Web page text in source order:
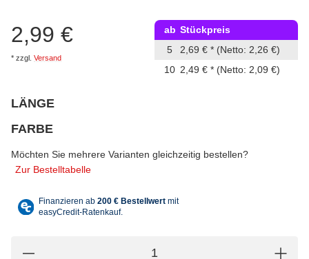
2,99 €
* zzgl. Versand
ab Stückpreis
5
2,69 € * (Netto: 2,26 €)
10 2,49 € * (Netto: 2,09 €)
LÄNGE
FARBE
Möchten Sie mehrere Varianten gleichzeitig bestellen?
Zur Bestelltabelle